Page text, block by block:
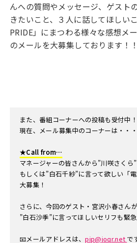
んへの質問やメッセージ、 ゲスト
きたいこと、３人に話してほしいこ
PRIDE」にまつわる様々な感想メ
のメールを大募集しております！！
また、番組コーナーへの投稿も受付中！
現在、メール募集中のコーナーは・・・
★Call from…
マネージャーの皆さんから”川咲さくら”
もしくは”白石千紗”に言って欲しい「
大募集！
さらに、今回のゲスト・宮沢小春さん
”白石沙季”に言ってほしいセリフも緊
📧メールアドレスは、pip@joqr.net で